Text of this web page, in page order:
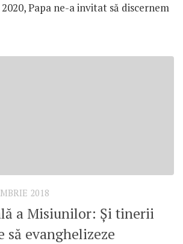
Papa ne-a invitat să discernem
2018
a Misiunilor: Și tinerii
să evanghelizeze